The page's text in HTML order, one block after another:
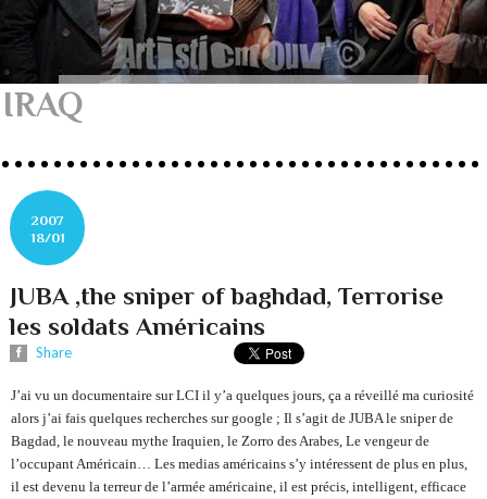
IRAQ
2007
18/01
JUBA ,the sniper of baghdad, Terrorise
les soldats Américains
Share
J’ai vu un documentaire sur LCI il y’a quelques jours, ça a réveillé ma curiosité
alors j’ai fais quelques recherches sur google ; Il s’agit de JUBA le sniper de
Bagdad, le nouveau mythe Iraquien, le Zorro des Arabes, Le vengeur de
l’occupant Américain… Les medias américains s’y intéressent de plus en plus,
il est devenu la terreur de l’armée américaine, il est précis, intelligent, efficace